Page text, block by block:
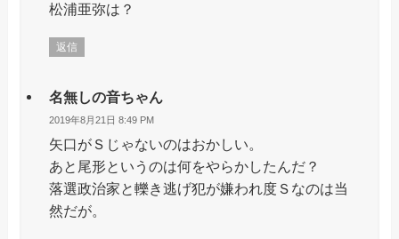
松浦亜弥は？
返信
名無しの音ちゃん
2019年8月21日 8:49 PM
矢口がＳじゃないのはおかしい。
あと尾形というのは何をやらかしたんだ？
落選政治家と轢き逃げ犯が嫌われ度Ｓなのは当
然だが。